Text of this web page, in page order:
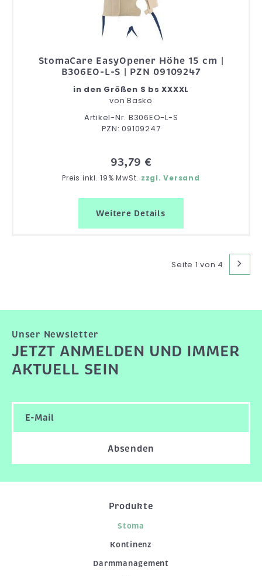
StomaCare EasyOpener Höhe 15 cm |
B306EO-L-S | PZN 09109247
in den Größen S bs XXXXL
vonBasko
Artikel-Nr. B306EO-L-S
PZN: 09109247
93,79 €
Preis inkl. 19% MwSt. zzgl. Versand
Weitere Details
Seite 1 von 4
Unser Newsletter
JETZT ANMELDEN UND IMMER
AKTUELL SEIN
Absenden
Produkte
Stoma
Kontinenz
Darmmanagement